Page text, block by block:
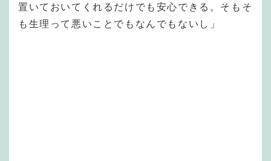
置いておいてくれるだけでも安心できる。そもそ
も生理って悪いことでもなんでもないし」